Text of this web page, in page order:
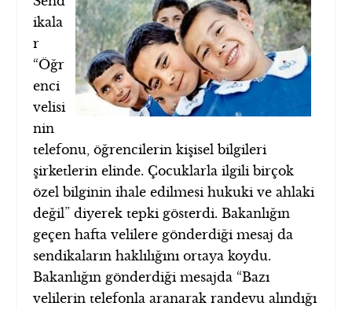
ikala
r
“Öğr
enci
velisi
nin
telefonu, öğrencilerin kişisel bilgileri
şirketlerin elinde. Çocuklarla ilgili birçok
özel bilginin ihale edilmesi hukuki ve ahlaki
değil” diyerek tepki gösterdi. Bakanlığın
geçen hafta velilere gönderdiği mesaj da
sendikaların haklılığını ortaya koydu.
Bakanlığın gönderdiği mesajda “Bazı
velilerin telefonla aranarak randevu alındığı